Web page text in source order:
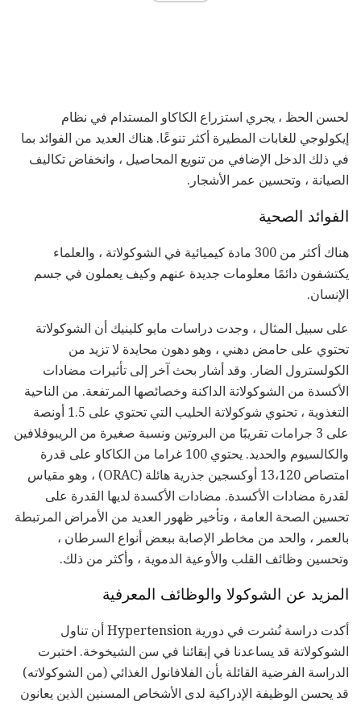
لحسن الحظ ، يجري استزراع الكاكاو المستدام في نظام
إيكولوجي للغابات المطيرة أكثر تنوعًا. هناك العديد من الفوائد بما
في ذلك الدخل الإضافي من تنويع المحاصيل ، وانخفاض تكاليف
الصيانة ، وتحسين عمر الأشجار.
الفوائد الصحية
هناك أكثر من 300 مادة كيميائية في الشوكولاتة ، والعلماء
يكتشفون دائمًا معلومات جديدة عنهم وكيف يعملون في جسم
الإنسان.
على سبيل المثال ، وجدت دراسات مايو كلينيك أن الشوكولاتة
تحتوي على حامض دهني ، وهو دهون محايدة لا تزيد من
الكولسترول الضار. وقد أشار بحث آخر إلى تأثيرات مضادات
الأكسدة من الشوكولاتة الداكنة وخصائصها المرتفعة. من الناحية
التغذوية ، تحتوي شوكولاتة الحليب التي تحتوي على 1.5 أونصة
على 3 جرامات تقريبًا من البروتين ونسبة صغيرة من الريبوفلافين
والكالسيوم والحديد. يحتوي 100 غراما من الكاكاو على قدرة
امتصاص 13،120 أوكسجين جذرية هائلة (ORAC) ، وهو مقياس
لقدرة مضادات الأكسدة. مضادات الأكسدة لديها القدرة على
تحسين الصحة العامة ، وتأخير ظهور العديد من الأمراض المرتبطة
بالعمر ، والحد من مخاطر الإصابة ببعض أنواع السرطان ،
وتحسين وظائف القلب والأوعية الدموية ، وأكثر من ذلك.
المزيد عن الشوكولا والوظائف المعرفية
أكدت دراسة نُشرت في دورية Hypertension أن تناول
الشوكولاتة قد يساعدنا في إبقائنا في سن الشيخوخة. اختبرت
الدراسة الفرضية القائلة بأن الفلافانول الغذائي (من الشوكولاته)
قد يحسن الوظيفة الإدراكية لدى الأشخاص المسنين الذين يعانون